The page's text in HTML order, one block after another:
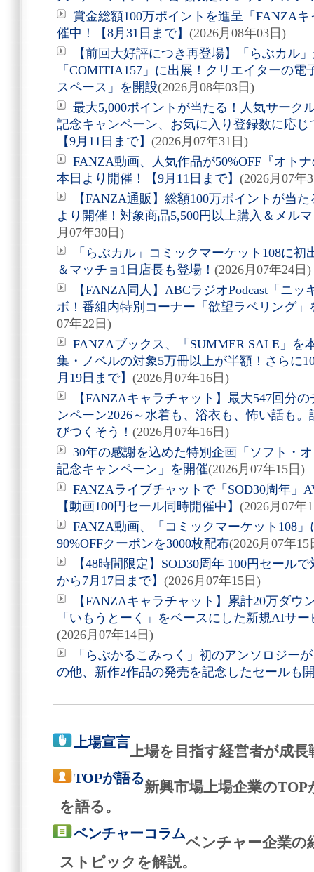
賞金総額100万ポイントを進呈「FANZA
催中！【8月31日まで】 (2026月08年03日)
【前回大好評につき再登場】「らぶカル
「COMITIA157」に出展！クリエイターの
スペース」を開設(2026月08年03日)
最大5,000ポイントが当たる！人気サーク
記念キャンペーン、お気に入り登録数に応
【9月11日まで】 (2026月07年31日)
FANZA動画、人気作品が50%OFF『オト
本日より開催！【9月11日まで】 (2026月07年
【FANZA通販】総額100万ポイントが当
より開催！対象商品5,500円以上購入＆メル
月07年30日)
「らぶカル」コミックマーケット108に
＆マッチョ1日店長も登場！ (2026月07年24日)
【FANZA同人】ABCラジオPodcast「ニ
ボ！番組内特別コーナー「欲望ラベリング」
07年22日)
FANZAブックス、「SUMMER SALE」を
集・ノベルの対象5万冊以上が半額！さらに
月19日まで】 (2026月07年16日)
【FANZAキャラチャット】最大547回分
ンペーン2026～水着も、浴衣も、怖い話も
びつくそう！ (2026月07年16日)
30年の感謝を込めた特別企画「ソフト・
記念キャンペーン」を開催(2026月07年15日)
FANZAライブチャットで「SOD30周年」
【動画100円セール同時開催中】 (2026月07年
FANZA動画、「コミックマーケット108
90%OFFクーポンを3000枚配布(2026月07年15
【48時間限定】SOD30周年 100円セール
から7月17日まで】 (2026月07年15日)
【FANZAキャラチャット】累計20万ダウ
「いもうとーく」をベースにした新規AIサ
(2026月07年14日)
「らぶかるこみっく」初のアンソロジー
の他、新作2作品の発売を記念したセールも
上場宣言
上場を目指す経営者が成
TOPが語る
新興市場上場企業の
を語る。
ベンチャーコラム
ベンチャー企業の
ストピックを解説。